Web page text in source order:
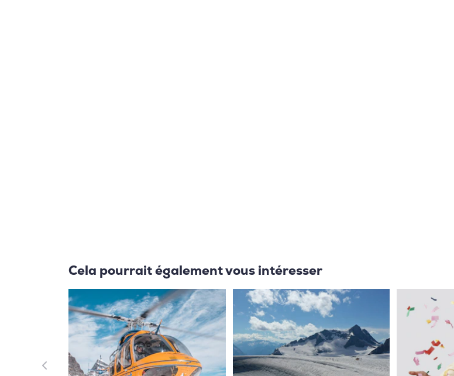
Cela pourrait également vous intéresser